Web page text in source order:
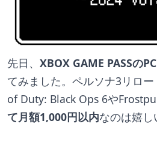
先日、 XBOX GAME PASSの
てみました。ペルソナ3リロ
of Duty: Black Ops 6や
て月額1,000円以内なのは嬉し